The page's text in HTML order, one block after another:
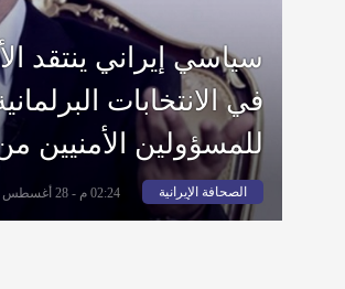
سياسي إيراني ينتقد
في الانتخابات
للمسؤولين الأمنيين
الصحافة الإيرانية 02:24 م - 28 أغسطس 2023